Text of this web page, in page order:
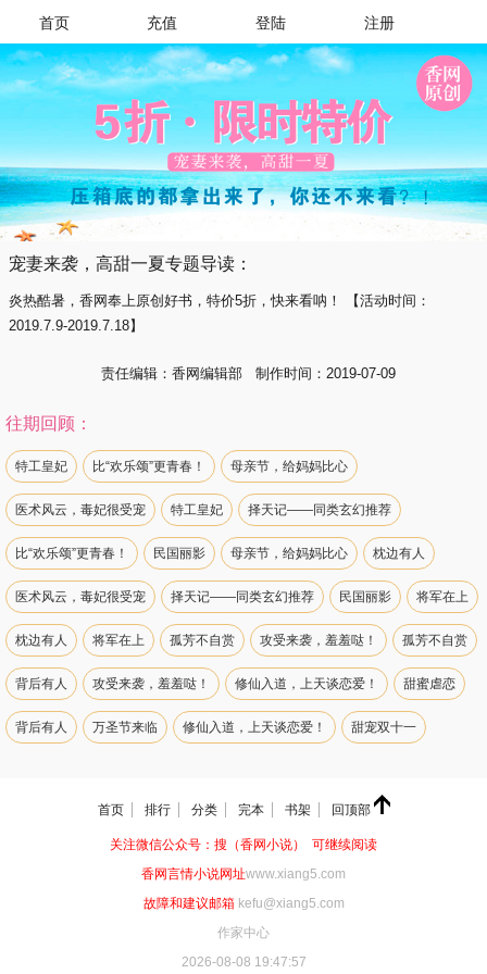
首页 充值 登陆 注册
宠妻来袭，高甜一夏专题导读：
炎热酷暑，香网奉上原创好书，特价5折，快来看呐！ 【活动时间：
2019.7.9-2019.7.18】
责任编辑：香网编辑部 制作时间：2019-07-09
往期回顾：
特工皇妃 比“欢乐颂”更青春！ 母亲节，给妈妈比心
医术风云，毒妃很受宠 特工皇妃 择天记——同类玄幻推荐
比“欢乐颂”更青春！ 民国丽影 母亲节，给妈妈比心 枕边有人
医术风云，毒妃很受宠 择天记——同类玄幻推荐 民国丽影 将军在上
枕边有人 将军在上 孤芳不自赏 攻受来袭，羞羞哒！ 孤芳不自赏
背后有人 攻受来袭，羞羞哒！ 修仙入道，上天谈恋爱！ 甜蜜虐恋
背后有人 万圣节来临 修仙入道，上天谈恋爱！ 甜宠双十一
洪荒之力 萌宝助攻 浪漫七夕 有妖气！！
那些年一起追过的校草！ 宅腐萌文推荐 好友推荐
首页 排行 分类 完本 书架 回顶部
关注微信公众号：搜（香网小说） 可继续阅读
香网言情小说网址www.xiang5.com
故障和建议邮箱kefu@xiang5.com
作家中心
2026-08-08 19:47:57